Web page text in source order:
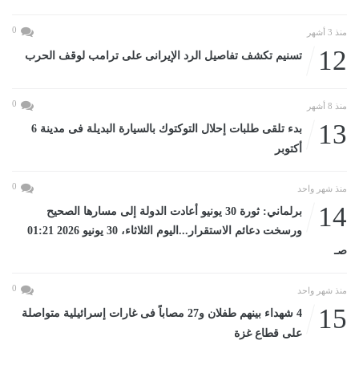
منذ 3 أشهر 0
12 تسنيم تكشف تفاصيل الرد الإيرانى على ترامب لوقف الحرب
منذ 8 أشهر 0
13
بدء تلقى طلبات إحلال التوكتوك بالسيارة البديلة فى مدينة 6
أكتوبر
منذ شهر واحد 0
14
برلماني: ثورة 30 يونيو أعادت الدولة إلى مسارها الصحيح
ورسخت دعائم الاستقرار...اليوم الثلاثاء، 30 يونيو 2026 01:21
صـ
منذ شهر واحد 0
15
4 شهداء بينهم طفلان و27 مصاباً فى غارات إسرائيلية متواصلة
على قطاع غزة